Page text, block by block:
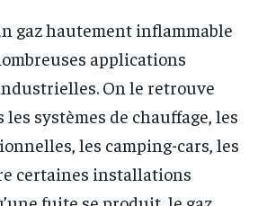
gaz hautement inflammable
applications
On le retrouve
systèmes de chauffage, les
les camping-cars, les
certaines installations